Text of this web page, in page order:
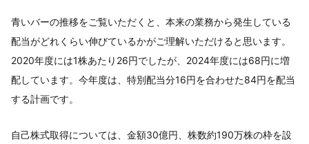
青いバーの推移をご覧いただくと、本来の業務から発生している
配当がどれくらい伸びているかがご理解いただけると思います。
2020年度には1株あたり26円でしたが、2024年度には68円に増
配しています。今年度は、特別配当分16円を合わせた84円を配当
する計画です。
自己株式取得については、金額30億円、株数約190万株の枠を設